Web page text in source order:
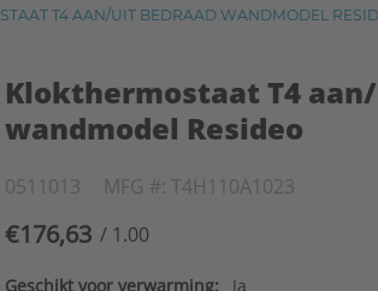
T4 AAN/UIT BEDRAAD WANDMODEL
Klokthermostaat T4
wandmodel Resideo
0511013 MFG #: T4H110A1023
€176,63 / 1.00
Geschikt voor verwarming:
Ja